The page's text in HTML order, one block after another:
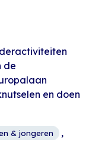
de
en doen
& jongeren ,